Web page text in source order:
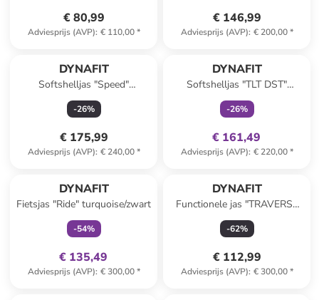
€ 80,99
Adviesprijs (AVP): € 110,00*
€ 146,99
Adviesprijs (AVP): € 200,00*
DYNAFIT
Softshelljas "Speed"
zwart/Hellrosa
-26%
€ 175,99
Adviesprijs (AVP): € 240,00*
DYNAFIT
Softshelljas "TLT DST"
paars/zwart
-26%
€ 161,49
Adviesprijs (AVP): € 220,00*
DYNAFIT
Fietsjas "Ride" turquoise/zwart
-54%
€ 135,49
Adviesprijs (AVP): € 300,00*
DYNAFIT
Functionele jas "TRAVERSE
GTX" grijs
-62%
€ 112,99
Adviesprijs (AVP): € 300,00*